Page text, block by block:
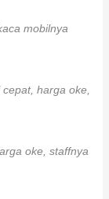
mobilnya
harga oke,
oke, staffnya